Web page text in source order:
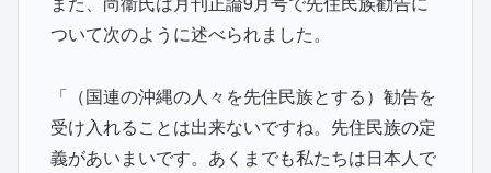
ついて次のように述べられました。
「（国連の沖縄の人々を先住民族とする）勧告を
受け入れることは出来ないですね。先住民族の定
義があいまいです。あくまでも私たちは日本人で